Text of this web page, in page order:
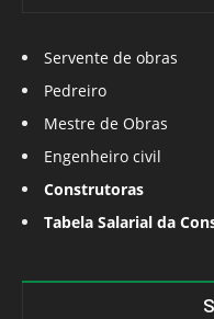
Servente de obras
Pedreiro
Mestre de Obras
Engenheiro civil
Construtoras
Tabela Salarial da